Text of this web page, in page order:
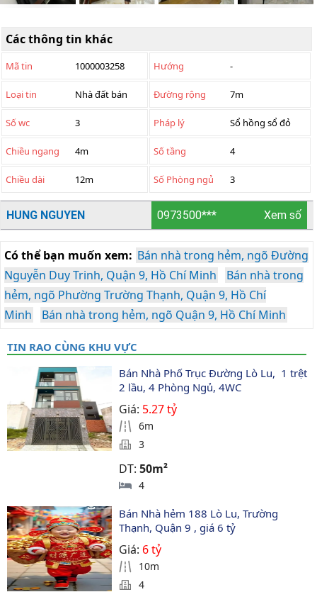
Các thông tin khác
Mã tin 1000003258 Hướng -
Loại tin Nhà đất bán Đường rộng 7m
Số wc 3 Pháp lý Sổ hồng sổ đỏ
Chiều ngang 4m Số tầng 4
Chiều dài 12m Số Phòng ngủ 3
HUNG NGUYEN 0973500*** Xem số
Có thể bạn muốn xem: Bán nhà trong hẻm, ngõ Đường
Nguyễn Duy Trinh, Quận 9, Hồ Chí Minh
Bán nhà trong
hẻm, ngõ Phường Trường Thạnh, Quận 9, Hồ Chí
Minh
Bán nhà trong hẻm, ngõ Quận 9, Hồ Chí Minh
TIN RAO CÙNG KHU VỰC
Bán Nhà Phố Trục Đường Lò Lu,  1 trệt
2 lầu, 4 Phòng Ngủ, 4WC
Giá: 5.27 tỷ
6m
3
DT:50m²
4
Bán Nhà hẻm 188 Lò Lu, Trường
Thạnh, Quận 9 , giá 6 tỷ
Giá: 6 tỷ
10m
4